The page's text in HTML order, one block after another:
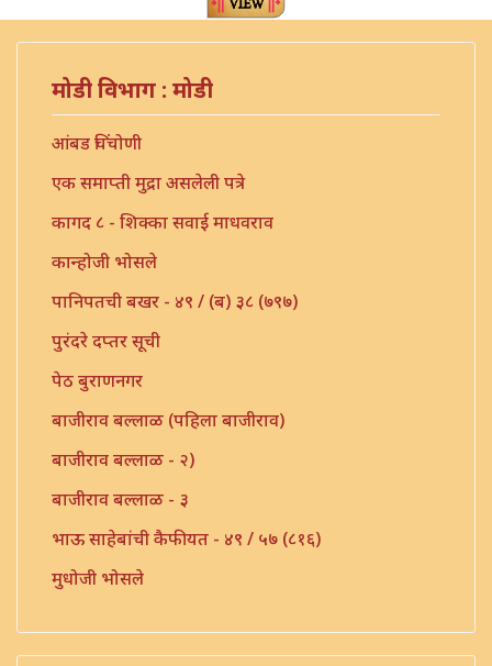
मोडी विभाग : मोडी
आंबड चिंचोणी
एक समाप्ती मुद्रा असलेली पत्रे
कागद ८ - शिक्का सवाई माधवराव
कान्होजी भोसले
पानिपतची बखर - ४९ / (ब) ३८ (७९७)
पुरंदरे दप्तर सूची
पेठ बुराणनगर
बाजीराव बल्लाळ (पहिला बाजीराव)
बाजीराव बल्लाळ - २)
बाजीराव बल्लाळ - ३
भाऊ साहेबांची कैफीयत - ४९ / ५७ (८१६)
मुधोजी भोसले
मौजे कणी पो. इंदापूर